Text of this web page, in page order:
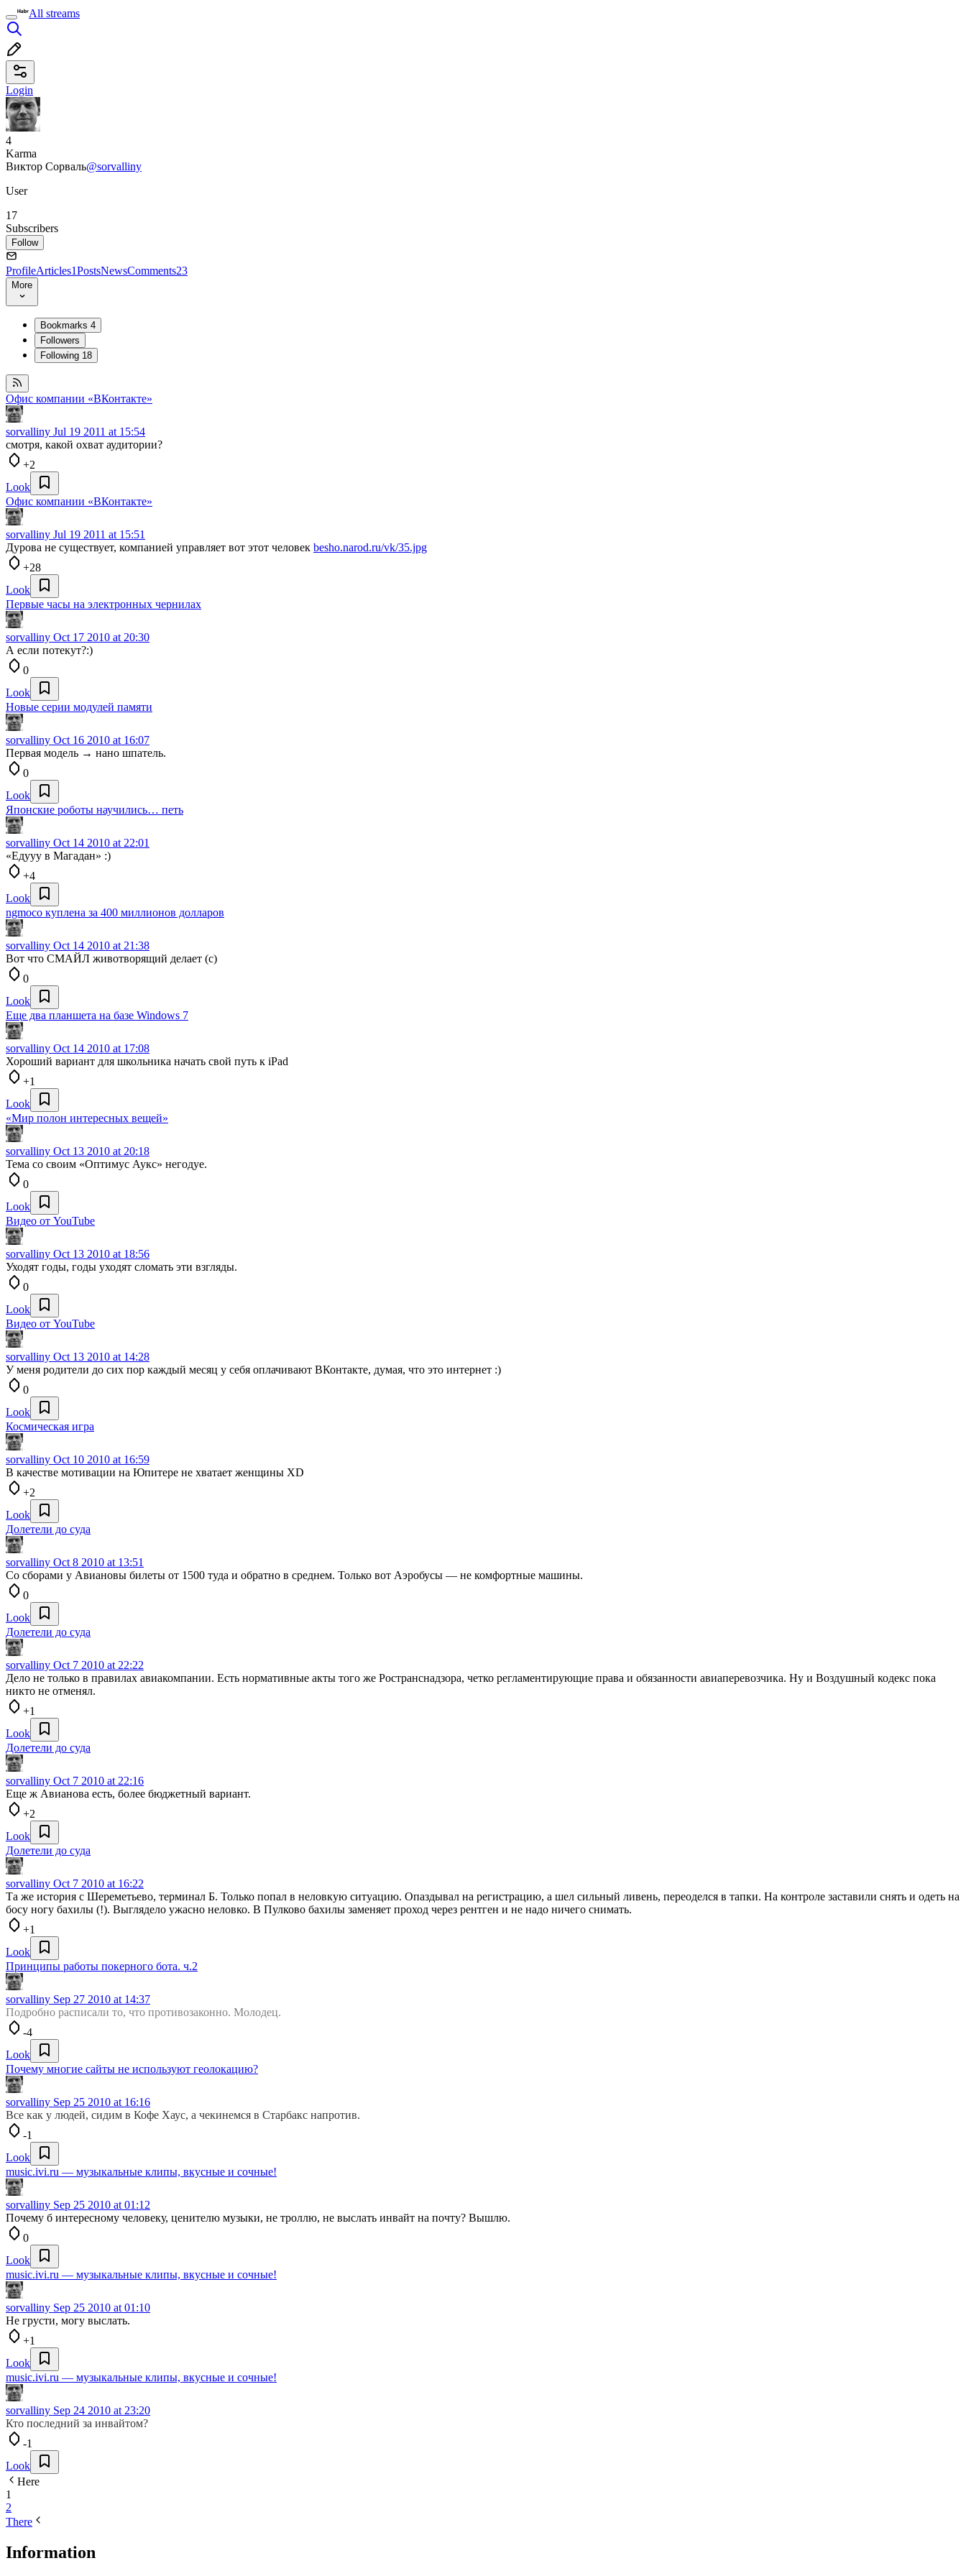
All streams
Login
4
Karma
Виктор Сорваль@sorvalliny
User
17
Subscribers
Follow
ProfileArticles1PostsNewsComments23
More
Bookmarks 4
Followers
Following 18
Офис компании «ВКонтакте»
sorvalliny Jul 19 2011 at 15:54
смотря, какой охват аудитории?
+2
Look
Офис компании «ВКонтакте»
sorvalliny Jul 19 2011 at 15:51
Дурова не существует, компанией управляет вот этот человек besho.narod.ru/vk/35.jpg
+28
Look
Первые часы на электронных чернилах
sorvalliny Oct 17 2010 at 20:30
А если потекут?:)
0
Look
Новые серии модулей памяти
sorvalliny Oct 16 2010 at 16:07
Первая модель → нано шпатель.
0
Look
Японские роботы научились… петь
sorvalliny Oct 14 2010 at 22:01
«Едууу в Магадан» :)
+4
Look
ngmoco куплена за 400 миллионов долларов
sorvalliny Oct 14 2010 at 21:38
Вот что СМАЙЛ животворящий делает (с)
0
Look
Еще два планшета на базе Windows 7
sorvalliny Oct 14 2010 at 17:08
Хороший вариант для школьника начать свой путь к iPad
+1
Look
«Мир полон интересных вещей»
sorvalliny Oct 13 2010 at 20:18
Тема со своим «Оптимус Аукс» негодуе.
0
Look
Видео от YouTube
sorvalliny Oct 13 2010 at 18:56
Уходят годы, годы уходят сломать эти взгляды.
0
Look
Видео от YouTube
sorvalliny Oct 13 2010 at 14:28
У меня родители до сих пор каждый месяц у себя оплачивают ВКонтакте, думая, что это интернет :)
0
Look
Космическая игра
sorvalliny Oct 10 2010 at 16:59
В качестве мотивации на Юпитере не хватает женщины XD
+2
Look
Долетели до суда
sorvalliny Oct 8 2010 at 13:51
Со сборами у Авиановы билеты от 1500 туда и обратно в среднем. Только вот Аэробусы — не комфортные машины.
0
Look
Долетели до суда
sorvalliny Oct 7 2010 at 22:22
Дело не только в правилах авиакомпании. Есть нормативные акты того же Ространснадзора, четко регламентирующие права и обязанности авиаперевозчика. Ну и Воздушный кодекс пока
никто не отменял.
+1
Look
Долетели до суда
sorvalliny Oct 7 2010 at 22:16
Еще ж Авианова есть, более бюджетный вариант.
+2
Look
Долетели до суда
sorvalliny Oct 7 2010 at 16:22
Та же история с Шереметьево, терминал Б. Только попал в неловкую ситуацию. Опаздывал на регистрацию, а шел сильный ливень, переоделся в тапки. На контроле заставили снять и одеть на
босу ногу бахилы (!). Выглядело ужасно неловко. В Пулково бахилы заменяет проход через рентген и не надо ничего снимать.
+1
Look
Принципы работы покерного бота. ч.2
sorvalliny Sep 27 2010 at 14:37
Подробно расписали то, что противозаконно. Молодец.
-4
Look
Почему многие сайты не используют геолокацию?
sorvalliny Sep 25 2010 at 16:16
Все как у людей, сидим в Кофе Хаус, а чекинемся в Старбакс напротив.
-1
Look
music.ivi.ru — музыкальные клипы, вкусные и сочные!
sorvalliny Sep 25 2010 at 01:12
Почему б интересному человеку, ценителю музыки, не троллю, не выслать инвайт на почту? Вышлю.
0
Look
music.ivi.ru — музыкальные клипы, вкусные и сочные!
sorvalliny Sep 25 2010 at 01:10
Не грусти, могу выслать.
+1
Look
music.ivi.ru — музыкальные клипы, вкусные и сочные!
sorvalliny Sep 24 2010 at 23:20
Кто последний за инвайтом?
-1
Look
Here
1
2
There
Information